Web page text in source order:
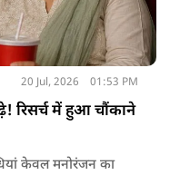
20 Jul, 2026 01:53 PM
रिसर्च में हुआ चौंकाने
केवल मनोरंजन का